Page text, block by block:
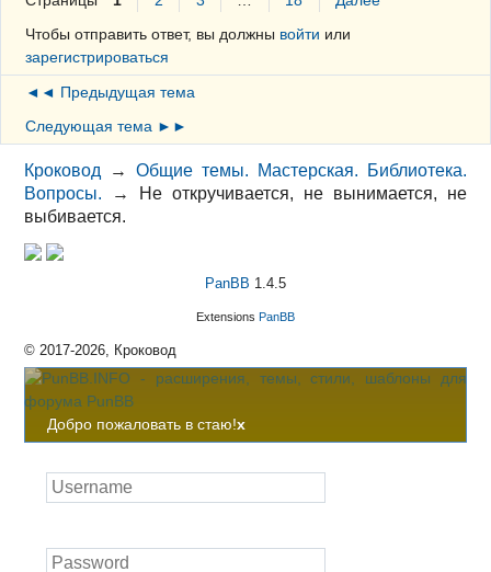
Чтобы отправить ответ, вы должны войти или
зарегистрироваться
◄◄ Предыдущая тема
Следующая тема ►►
Кроковод →Общие темы. Мастерская. Библиотека.
Вопросы.
→
Не откручивается, не вынимается, не
выбивается.
PanBB 1.4.5
Extensions PanBB
© 2017-2026, Кроковод
Добро пожаловать в стаю!x